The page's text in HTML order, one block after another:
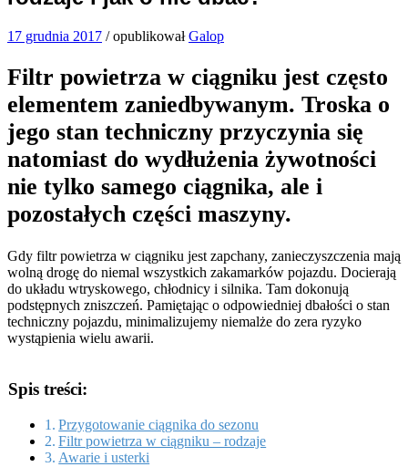
17 grudnia 2017 /opublikowałGalop
Filtr powietrza w ciągniku jest często
elementem zaniedbywanym. Troska o
jego stan techniczny przyczynia się
natomiast do wydłużenia żywotności
nie tylko samego ciągnika, ale i
pozostałych części maszyny.
Gdy filtr powietrza w ciągniku jest zapchany, zanieczyszczenia mają
wolną drogę do niemal wszystkich zakamarków pojazdu. Docierają
do układu wtryskowego, chłodnicy i silnika. Tam dokonują
podstępnych zniszczeń. Pamiętając o odpowiedniej dbałości o stan
techniczny pojazdu, minimalizujemy niemalże do zera ryzyko
wystąpienia wielu awarii.
Spis treści:
Przygotowanie ciągnika do sezonu
Filtr powietrza w ciągniku – rodzaje
Awarie i usterki